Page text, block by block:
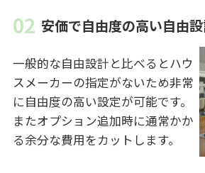
安価で自由度の高い自由設
一般的な自由設計と比べるとハウ
スメーカーの指定がないため非常
に自由度の高い設定が可能です。
またオプション追加時に通常かか
る余分な費用をカットします。